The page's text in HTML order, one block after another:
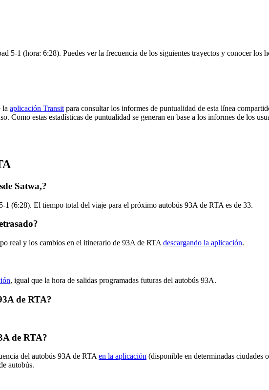
5-1 (hora: 6:28). Puedes ver la frecuencia de los siguientes trayectos y conocer los
la aplicación Transit para consultar los informes de puntualidad de esta línea
Como estas estadísticas de puntualidad se generan en base a los informes de los
Satwa,?
(6:28). El tiempo total del viaje para el próximo autobús 93A de RTA es de 33.
real y los cambios en el itinerario de 93A de RTA descargando la aplicación.
, igual que la hora de salidas programadas futuras del autobús 93A.
de RTA?
de RTA?
del autobús 93A de RTA en la aplicación (disponible en determinadas ciudades
autobús.